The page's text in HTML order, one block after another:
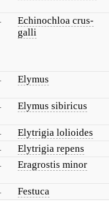
Echinochloa crus-
galli
Elymus
Elymus sibiricus
Elytrigia lolioides
Elytrigia repens
Eragrostis minor
Festuca